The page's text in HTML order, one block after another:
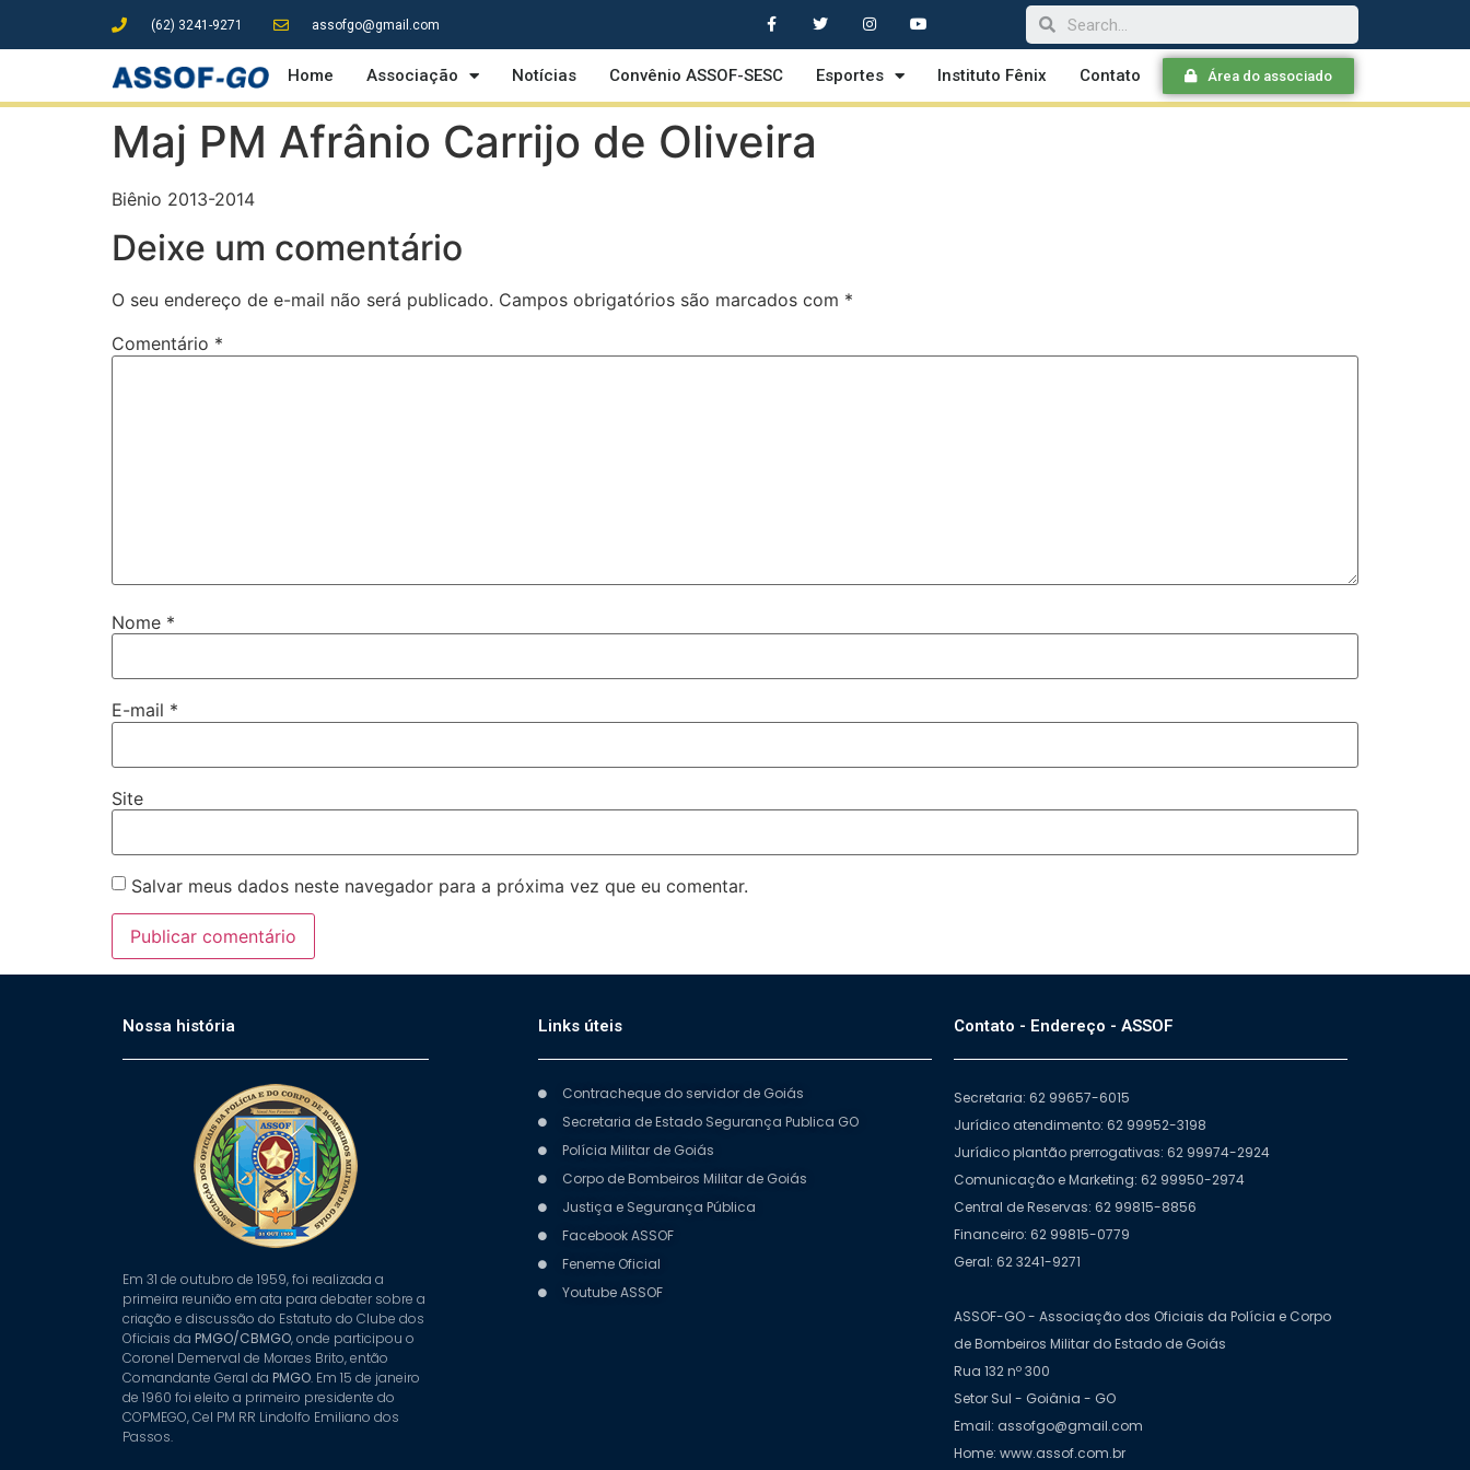
(62) 3241-9271 assofgo@gmail.com
Home Associação Notícias Convênio ASSOF-SESC Esportes Instituto Fênix Contato Área do associado
Maj PM Afrânio Carrijo de Oliveira
Biênio 2013-2014
Deixe um comentário
O seu endereço de e-mail não será publicado. Campos obrigatórios são marcados com *
Comentário *
Nome *
E-mail *
Site
Salvar meus dados neste navegador para a próxima vez que eu comentar.
Nossa história
Em 31 de outubro de 1959, foi realizada a
primeira reunião em ata para debater sobre a
criação e discussão do Estatuto do Clube dos
Oficiais da PMGO/CBMGO, onde participou o
Coronel Demerval de Moraes Brito, então
Comandante Geral da PMGO. Em 15 de janeiro
de 1960 foi eleito a primeiro presidente do
COPMEGO, Cel PM RR Lindolfo Emiliano dos
Passos.
Links úteis
Contracheque do servidor de Goiás
Secretaria de Estado Segurança Publica GO
Polícia Militar de Goiás
Corpo de Bombeiros Militar de Goiás
Justiça e Segurança Pública
Facebook ASSOF
Feneme Oficial
Youtube ASSOF
Contato - Endereço - ASSOF
Secretaria: 62 99657-6015
Jurídico atendimento: 62 99952-3198
Jurídico plantão prerrogativas: 62 99974-2924
Comunicação e Marketing: 62 99950-2974
Central de Reservas: 62 99815-8856
Financeiro: 62 99815-0779
Geral: 62 3241-9271
ASSOF-GO - Associação dos Oficiais da Polícia e Corpo
de Bombeiros Militar do Estado de Goiás
Rua 132 nº 300
Setor Sul - Goiânia - GO
Email: assofgo@gmail.com
Home: www.assof.com.br